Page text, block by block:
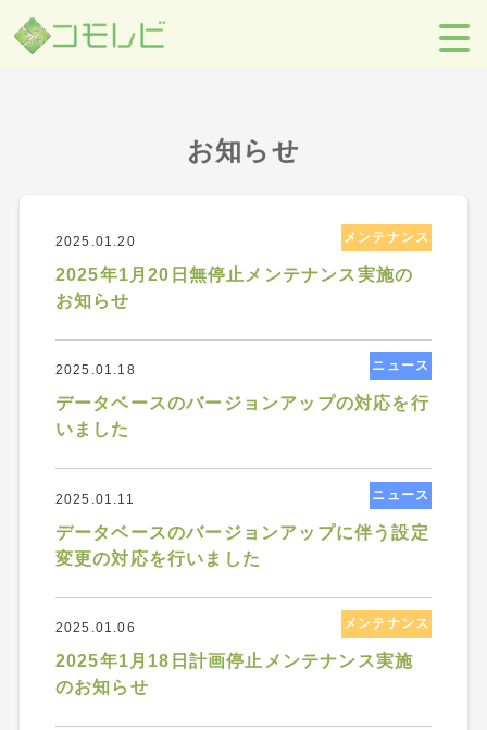
【コモレビ】SES事業者のための営業支援ツール
2025
年>1月
お知らせ
2025.01.20
2025年1月20日無停止メンテナンス実施の
お知らせ
メンテナンス
2025.01.18
データベースのバージョンアップの対応を行
いました
ニュース
2025.01.11
データベースのバージョンアップに伴う設定
変更の対応を行いました
ニュース
2025.01.06
2025年1月18日計画停止メンテナンス実施
のお知らせ
メンテナンス